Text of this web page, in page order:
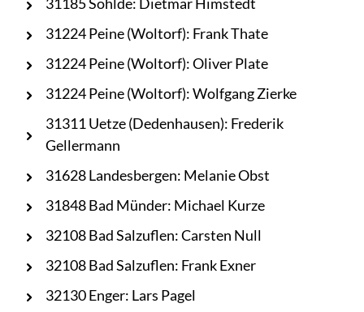
31224 Peine (Woltorf): Frank Thate
31224 Peine (Woltorf): Oliver Plate
31224 Peine (Woltorf): Wolfgang Zierke
31311 Uetze (Dedenhausen): Frederik
Gellermann
31628 Landesbergen: Melanie Obst
31848 Bad Münder: Michael Kurze
32108 Bad Salzuflen: Carsten Null
32108 Bad Salzuflen: Frank Exner
32130 Enger: Lars Pagel